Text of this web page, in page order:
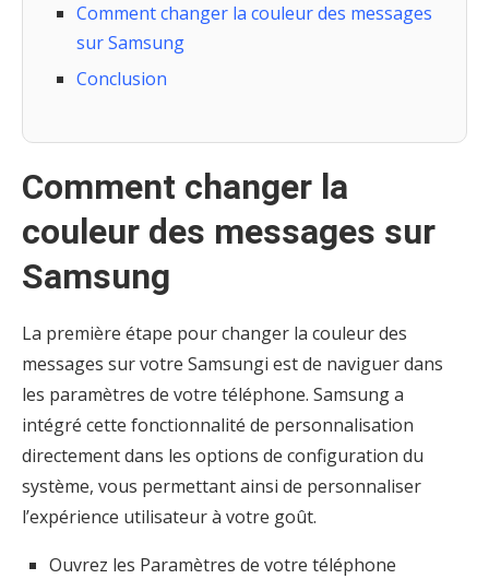
Comment changer la couleur des messages
sur Samsung
Conclusion
Comment changer la
couleur des messages sur
Samsung
La première étape pour changer la couleur des
messages sur votre Samsungi est de naviguer dans
les paramètres de votre téléphone. Samsung a
intégré cette fonctionnalité de personnalisation
directement dans les options de configuration du
système, vous permettant ainsi de personnaliser
l’expérience utilisateur à votre goût.
Ouvrez les Paramètres de votre téléphone